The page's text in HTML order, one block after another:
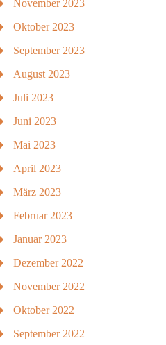
November 2023
Oktober 2023
September 2023
August 2023
Juli 2023
Juni 2023
Mai 2023
April 2023
März 2023
Februar 2023
Januar 2023
Dezember 2022
November 2022
Oktober 2022
September 2022